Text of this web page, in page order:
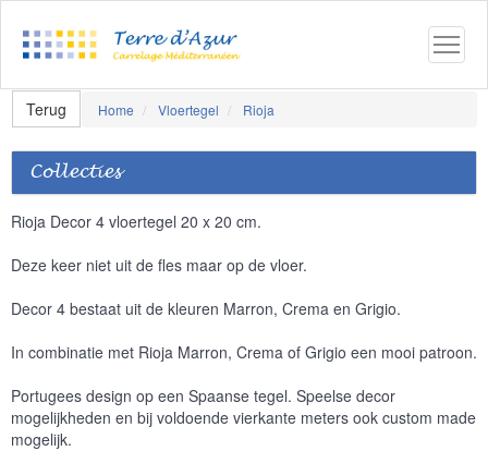
Terug Home Vloertegel Rioja
Collecties
Rioja Decor 4 vloertegel 20 x 20 cm.
Deze keer niet uit de fles maar op de vloer.
Decor 4 bestaat uit de kleuren Marron, Crema en Grigio.
In combinatie met Rioja Marron, Crema of Grigio een mooi patroon.
Portugees design op een Spaanse tegel. Speelse decor
mogelijkheden en bij voldoende vierkante meters ook custom made
mogelijk.